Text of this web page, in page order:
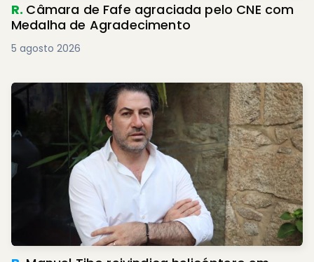
R. Câmara de Fafe agraciada pelo CNE com
Medalha de Agradecimento
5 agosto 2026